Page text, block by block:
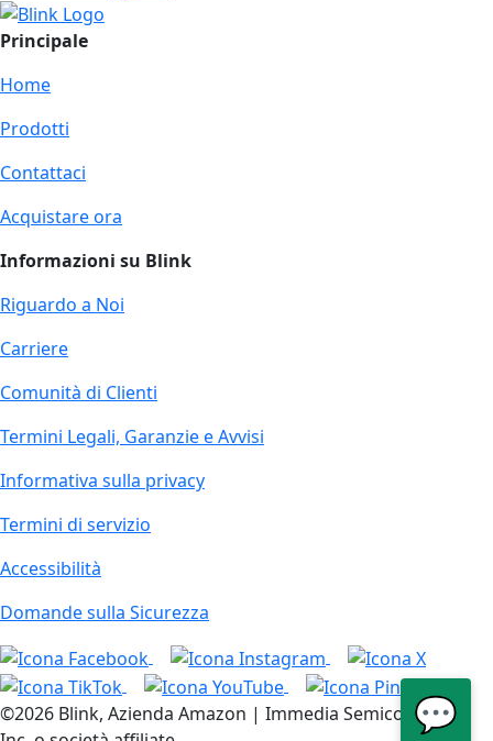
Principale
Home
Prodotti
Contattaci
Acquistare ora
Informazioni su Blink
Riguardo a Noi
Carriere
Comunità di Clienti
Termini Legali, Garanzie e Avvisi
Informativa sulla privacy
Termini di servizio
Accessibilità
Domande sulla Sicurezza
©2026 Blink, Azienda Amazon | Immedia Semiconductor,
💬